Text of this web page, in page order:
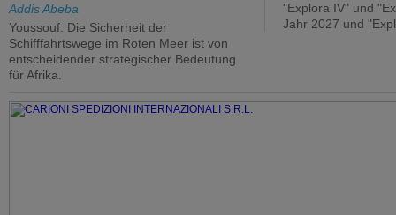
Addis Abeba
Youssouf: Die Sicherheit der
Schifffahrtswege im Roten Meer ist von
entscheidender strategischer Bedeutung
für Afrika.
"Explora IV" und
Jahr 2027 und